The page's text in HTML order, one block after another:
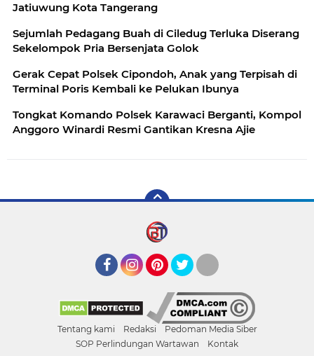
Jatiuwung Kota Tangerang
Sejumlah Pedagang Buah di Ciledug Terluka Diserang
Sekelompok Pria Bersenjata Golok
Gerak Cepat Polsek Cipondoh, Anak yang Terpisah di
Terminal Poris Kembali ke Pelukan Ibunya
Tongkat Komando Polsek Karawaci Berganti, Kompol
Anggoro Winardi Resmi Gantikan Kresna Ajie
Tentang kami Redaksi
Pedoman Media Siber
SOP Perlindungan Wartawan
Kontak